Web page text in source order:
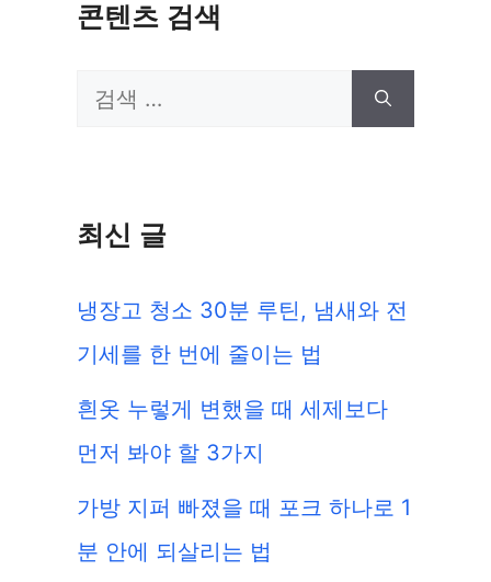
콘텐츠 검색
검
최신 글
냉장고 청소 30분 루틴, 냄새와 전
기세를 한 번에 줄이는 법
흰옷 누렇게 변했을 때 세제보다
먼저 봐야 할 3가지
가방 지퍼 빠졌을 때 포크 하나로 1
분 안에 되살리는 법